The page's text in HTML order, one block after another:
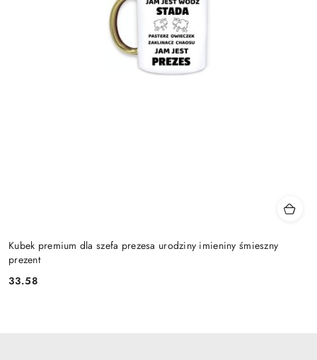
Kubek premium dla szefa prezesa urodziny imieniny śmieszny
prezent
Cena:
33.58